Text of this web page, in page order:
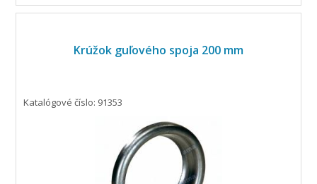
Krúžok guľového spoja 200 mm
Katalógové číslo: 91353